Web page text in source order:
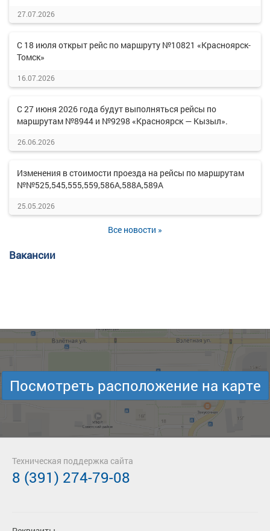
27.07.2026
С 18 июля открыт рейс по маршруту №10821 «Красноярск-
Томск»
16.07.2026
С 27 июня 2026 года будут выполняться рейсы по
маршрутам №8944 и №9298 «Красноярск — Кызыл».
26.06.2026
Изменения в стоимости проезда на рейсы по маршрутам
№№525,545,555,559,586А,588А,589А
25.05.2026
Все новости »
Вакансии
Посмотреть расположение на карте
Техническая поддержка сайта
8 (391) 274-79-08